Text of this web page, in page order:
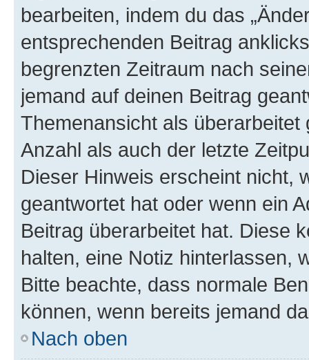
bearbeiten, indem du das
entsprechenden Beitrag
begrenzten Zeitraum nach
jemand auf deinen Beitrag
Themenansicht als
Anzahl als auch der letzte
Dieser Hinweis erscheint nicht,
geantwortet hat oder wenn ein
Beitrag überarbeitet hat. Diese
halten, eine Notiz hinterlassen,
Bitte beachte, dass normale
können, wenn bereits jemand
Nach oben